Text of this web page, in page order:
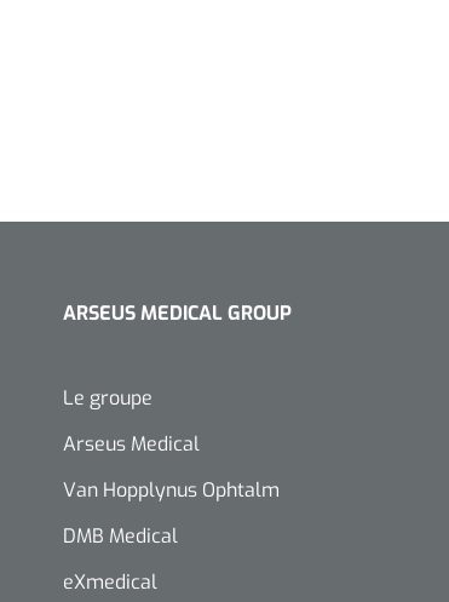
ARSEUS MEDICAL GROUP
Le groupe
Arseus Medical
Van Hopplynus Ophtalm
DMB Medical
eXmedical